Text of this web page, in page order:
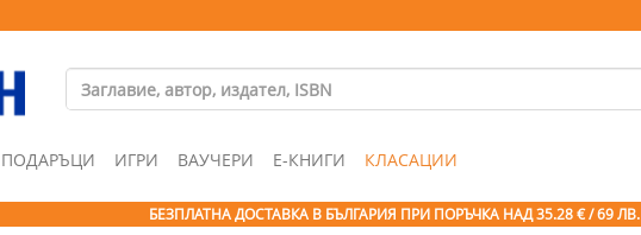
ПОДАРЪЦИ ИГРИ ВАУЧЕРИ Е-КНИГИ КЛАСАЦИИ
БЕЗПЛАТНА ДОСТАВКА В БЪЛГАРИЯ ПРИ ПОРЪЧКА НАД 35.28 € / 69 ЛВ.